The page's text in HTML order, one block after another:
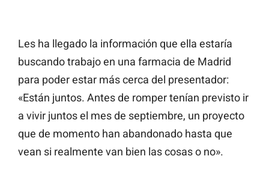
Les ha llegado la información que ella estaría
buscando trabajo en una farmacia de Madrid
para poder estar más cerca del presentador:
«Están juntos. Antes de romper tenían previsto ir
a vivir juntos el mes de septiembre, un proyecto
que de momento han abandonado hasta que
vean si realmente van bien las cosas o no».